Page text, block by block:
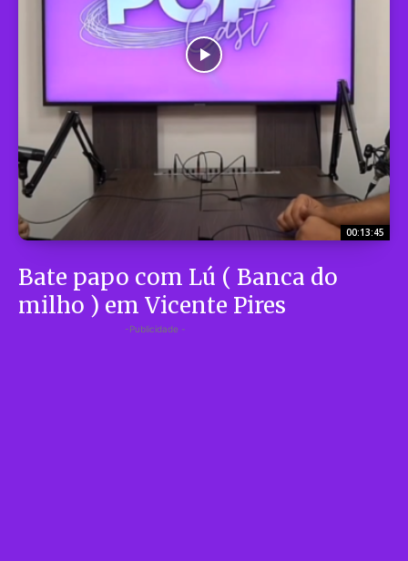
00:13:45
Bate papo com Lú ( Banca do
milho ) em Vicente Pires
-Publicidade -